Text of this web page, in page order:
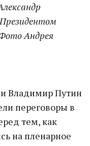
Андрея
Владимир Путин
переговоры в
тем, как
на пленарное